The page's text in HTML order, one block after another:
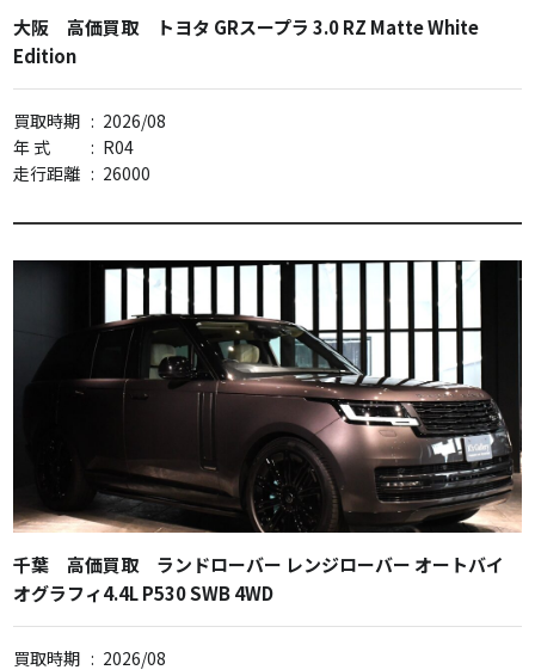
大阪 高価買取 トヨタ GRスープラ 3.0 RZ Matte White
Edition
買取時期 : 2026/08
年 式
: R04
走行距離 : 26000
千葉 高価買取 ランドローバー レンジローバー オートバイ
オグラフィ4.4L P530 SWB 4WD
買取時期 : 2026/08